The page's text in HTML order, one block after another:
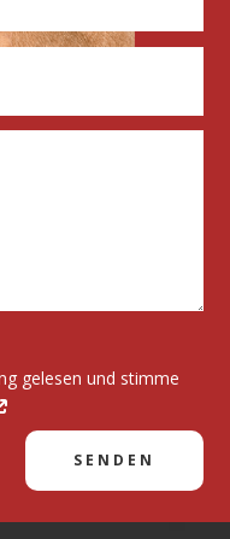
gelesen und stimme
SENDEN